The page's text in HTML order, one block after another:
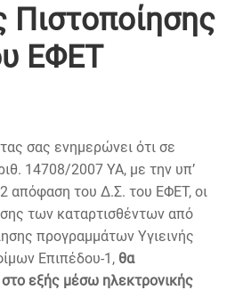
Πιστοποίησης
ΕΦΕΤ
σας ενημερώνει ότι σε
14708/2007 ΥΑ, με την υπ’
απόφαση του Δ.Σ. του ΕΦΕΤ, οι
των καταρτισθέντων από
προγραμμάτων Υγιεινής
Επιπέδου-1, θα
εξής μέσω ηλεκτρονικής